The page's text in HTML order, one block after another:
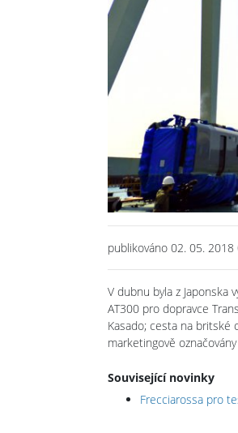
publikováno 02. 05. 2018
V dubnu byla z Japonska
AT300 pro dopravce
Kasado; cesta na britské
marketingově
Související novinky
Frecciarossa pro